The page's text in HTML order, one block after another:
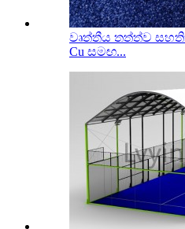
වෘත්තීය තත්ත්ව
Cu සමඟ...